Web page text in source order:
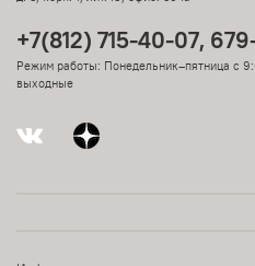
+7(812) 715-40-07,
Режим работы: Понедельник–пятница с
выходные